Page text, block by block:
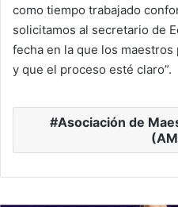
como tiempo trabajado
solicitamos al secretario de
fecha en la que los
y que el proceso esté claro”.
Asociación de